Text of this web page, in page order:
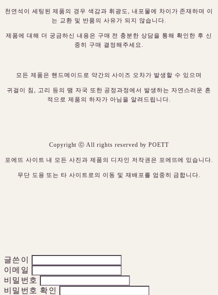
천연석이 세팅된 제품의 경우 색감과 휘광도, 내포물에 차이가 존재하며 이
는 교환 및 반품의 사유가 되지 않습니다.
제품에 대해 더 궁금하신 내용은 구매 전 충분한 상담을 통해 확인한 후 신
중히 구매 결정해주세요.
모든 제품은 핸드메이드로 약간의 사이즈 오차가 발생할 수 있으며
귀걸이 침, 고리 등의 땜 자국 또한 공정과정에서 발생하는 자연스러운 흔
적으로 제품의 하자가 아님을 알려드립니다.
Copyright ⓒ All rights reserved by POETT
포에뜨 사이트 내 모든 사진과 제품의 디자인 저작권은 포에뜨에 있습니다.
무단 도용 또는 타 사이트로의 이동 및 재배포를 엄중히 금합니다.
글쓴이
이메일
비밀번호
비밀번호 확인